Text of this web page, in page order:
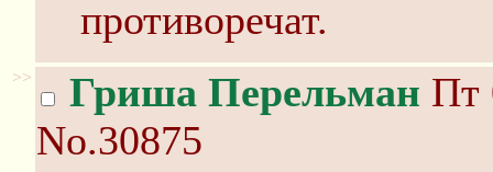
противоречат.
>> Гриша Перельман Пт
No.30875